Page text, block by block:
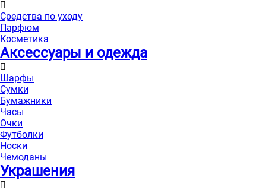
Средства по уходу
Парфюм
Косметика
Аксессуары и одежда
Шарфы
Сумки
Бумажники
Часы
Очки
Футболки
Носки
Чемоданы
Украшения